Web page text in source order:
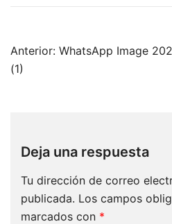
Anterior: WhatsApp Image
(1)
Deja una respuesta
Tu dirección de correo
publicada. Los campos
marcados con *